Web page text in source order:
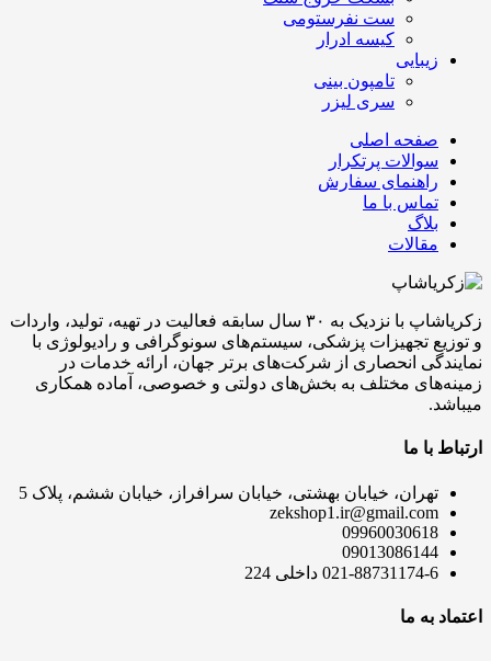
ست نفرستومی
کیسه ادرار
زیبایی
تامپون بینی
سری لیزر
صفحه اصلی
سوالات پرتکرار
راهنمای سفارش
تماس با ما
بلاگ
مقالات
زکریاشاپ با نزدیک به ۳۰ سال سابقه فعالیت در تهیه، تولید، واردات
و توزیع تجهیزات پزشکی، سیستم‌های سونوگرافی و رادیولوژی با
نمایندگی انحصاری از شرکت‌های برتر جهان، ارائه خدمات در
زمینه‌های مختلف به بخش‌های دولتی و خصوصی، آماده همکاری
میباشد.
ارتباط با ما
تهران، خیابان بهشتی، خیابان سرافراز، خیابان ششم، پلاک 5
zekshop1.ir@gmail.com
09960030618
09013086144
021-88731174-6 داخلی 224
اعتماد به ما